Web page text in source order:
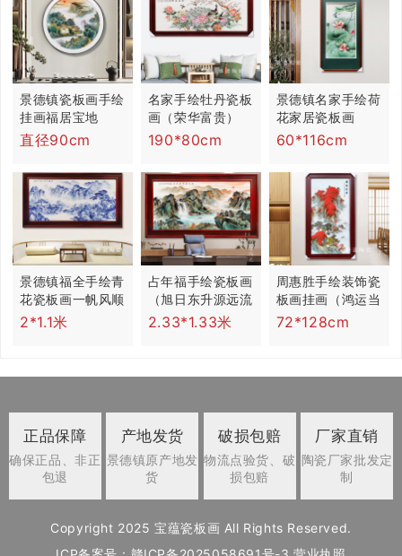
景德镇瓷板画手绘
挂画福居宝地
直径90cm
名家手绘牡丹瓷板
画（荣华富贵）
190*80cm
景德镇名家手绘荷
花家居瓷板画
60*116cm
景德镇福全手绘青
花瓷板画一帆风顺
2*1.1米
占年福手绘瓷板画
（旭日东升源远流
长）
2.33*1.33米
周惠胜手绘装饰瓷
板画挂画（鸿运当
头）
72*128cm
正品保障
确保正品、非正
包退
产地发货
景德镇原产地发
货
破损包赔
物流点验货、破
损包赔
厂家直销
陶瓷厂家批发定
制
Copyright 2025 宝蕴瓷板画 All Rights Reserved.